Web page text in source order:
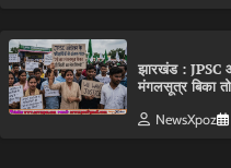
झारखंड : JPSC
मंगलसूत्र बिका
NewsXpoz